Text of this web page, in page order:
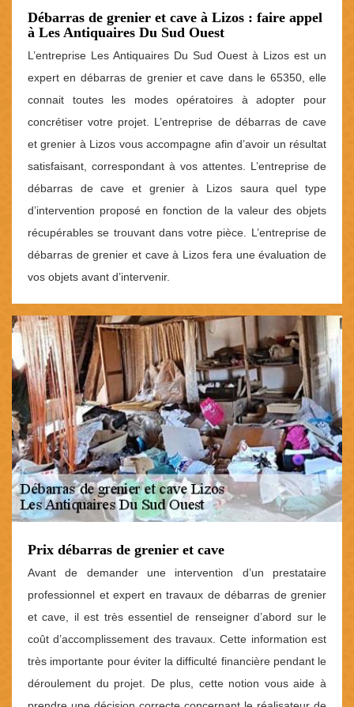
Débarras de grenier et cave à Lizos : faire appel
à Les Antiquaires Du Sud Ouest
L’entreprise Les Antiquaires Du Sud Ouest à Lizos est un
expert en débarras de grenier et cave dans le 65350, elle
connait toutes les modes opératoires à adopter pour
concrétiser votre projet. L’entreprise de débarras de cave
et grenier à Lizos vous accompagne afin d’avoir un résultat
satisfaisant, correspondant à vos attentes. L’entreprise de
débarras de cave et grenier à Lizos saura quel type
d’intervention proposé en fonction de la valeur des objets
récupérables se trouvant dans votre pièce. L’entreprise de
débarras de grenier et cave à Lizos fera une évaluation de
vos objets avant d’intervenir.
Prix débarras de grenier et cave
Avant de demander une intervention d’un prestataire
professionnel et expert en travaux de débarras de grenier
et cave, il est très essentiel de renseigner d’abord sur le
coût d’accomplissement des travaux. Cette information est
très importante pour éviter la difficulté financière pendant le
déroulement du projet. De plus, cette notion vous aide à